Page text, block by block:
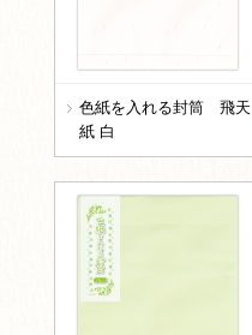
色紙を入れる封筒 飛天
紙 白